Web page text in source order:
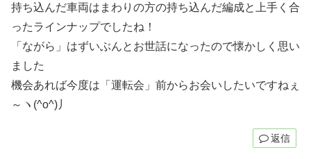
持ち込んだ車両はまわりの方の持ち込んだ編成と上手く合
ったラインナップでしたね！
「ながら」はずいぶんとお世話になったので懐かしく思い
ました
機会あれば今度は「運転会」前からお会いしたいですねぇ
～ヽ(^o^)丿
返信